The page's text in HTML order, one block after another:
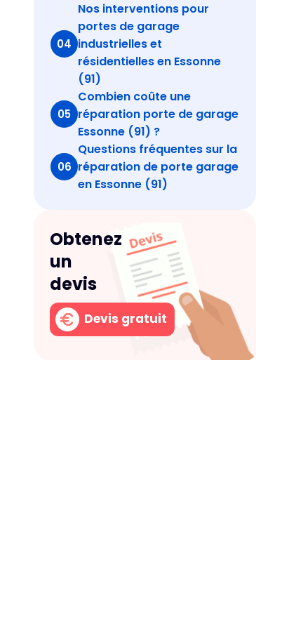
04
Nos interventions pour
portes de garage
industrielles et
résidentielles en Essonne
(91)
05
Combien coûte une
réparation porte de garage
Essonne (91) ?
06
Questions fréquentes sur la
réparation de porte garage
en Essonne (91)
Obtenez
un
devis
Devis gratuit